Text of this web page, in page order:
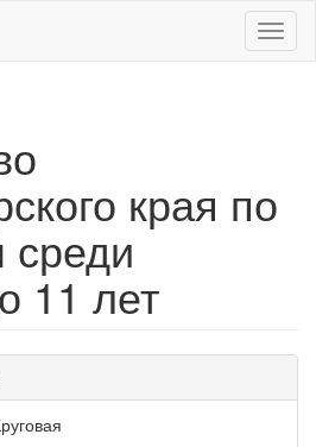
края по
11 лет